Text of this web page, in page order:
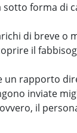
forma di
di breve o
il
rapporto
inviate
il